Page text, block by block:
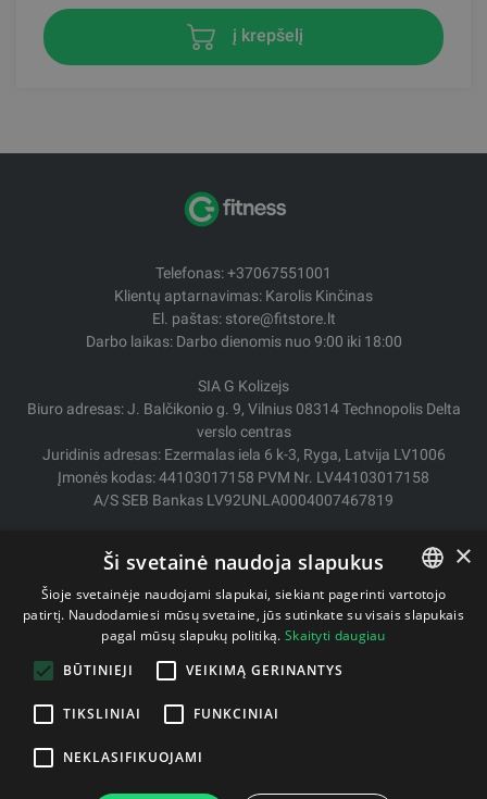
į krepšelį
Telefonas: +37067551001
Klientų aptarnavimas: Karolis Kinčinas
El. paštas: store@fitstore.lt
Darbo laikas: Darbo dienomis nuo 9:00 iki 18:00
SIA G Kolizejs
Biuro adresas: J. Balčikonio g. 9, Vilnius 08314 Technopolis Delta
verslo centras
Juridinis adresas: Ezermalas iela 6 k-3, Ryga, Latvija LV1006
Įmonės kodas: 44103017158 PVM Nr. LV44103017158
A/S SEB Bankas LV92UNLA0004007467819
Mokėjimo būdai
Pirkimo sąlygos
Kontaktai
Privatumo politika
LITHUANIAN
×
Ši svetainė naudoja slapukus
Šioje svetainėje naudojami slapukai, siekiant pagerinti vartotojo
patirtį. Naudodamiesi mūsų svetaine, jūs sutinkate su visais slapukais
pagal mūsų slapukų politiką. Skaityti daugiau
BŪTINIEJI
VEIKIMĄ GERINANTYS
TIKSLINIAI FUNKCINIAI
NEKLASIFIKUOJAMI